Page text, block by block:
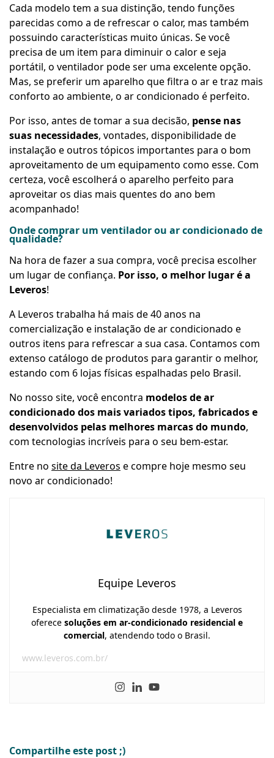
Cada modelo tem a sua distinção, tendo funções
parecidas como a de refrescar o calor, mas também
possuindo características muito únicas. Se você
precisa de um item para diminuir o calor e seja
portátil, o ventilador pode ser uma excelente opção.
Mas, se preferir um aparelho que filtra o ar e traz mais
conforto ao ambiente, o ar condicionado é perfeito.
Por isso, antes de tomar a sua decisão, pense nas
suas necessidades, vontades, disponibilidade de
instalação e outros tópicos importantes para o bom
aproveitamento de um equipamento como esse. Com
certeza, você escolherá o aparelho perfeito para
aproveitar os dias mais quentes do ano bem
acompanhado!
Onde comprar um ventilador ou ar condicionado de
qualidade?
Na hora de fazer a sua compra, você precisa escolher
um lugar de confiança. Por isso, o melhor lugar é a
Leveros!
A Leveros trabalha há mais de 40 anos na
comercialização e instalação de ar condicionado e
outros itens para refrescar a sua casa. Contamos com
extenso catálogo de produtos para garantir o melhor,
estando com 6 lojas físicas espalhadas pelo Brasil.
No nosso site, você encontra modelos de ar
condicionado dos mais variados tipos, fabricados e
desenvolvidos pelas melhores marcas do mundo,
com tecnologias incríveis para o seu bem-estar.
Entre no site da Leveros e compre hoje mesmo seu
novo ar condicionado!
Equipe Leveros
Especialista em climatização desde 1978, a Leveros
oferece soluções em ar-condicionado residencial e
comercial, atendendo todo o Brasil.
www.leveros.com.br/
Compartilhe este post ;)